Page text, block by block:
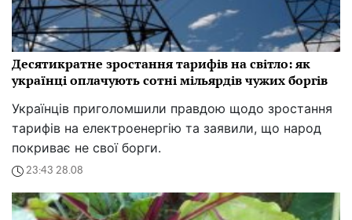
Десятикратне зростання тарифів на світло: як
українці оплачують сотні мільярдів чужих боргів
Українців приголомшили правдою щодо зростання
тарифів на електроенергію та заявили, що народ
покриває не свої борги.
23:43 28.08